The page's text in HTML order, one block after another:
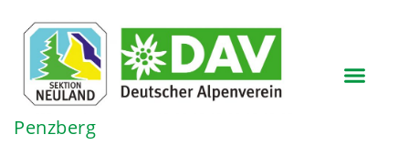
springen
Penzberg